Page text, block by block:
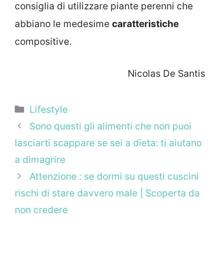
consiglia di utilizzare piante perenni che
abbiano le medesime caratteristiche
compositive.
Nicolas De Santis
Categorie
Lifestyle
Sono questi gli alimenti che non puoi
lasciarti scappare se sei a dieta: ti aiutano
a dimagrire
Attenzione : se dormi su questi cuscini
rischi di stare davvero male | Scoperta da
non credere